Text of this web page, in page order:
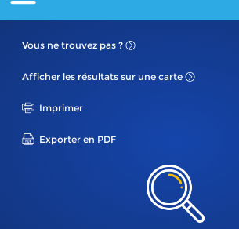
Vous ne trouvez pas ?
Afficher les résultats sur une carte
Imprimer
Exporter en PDF